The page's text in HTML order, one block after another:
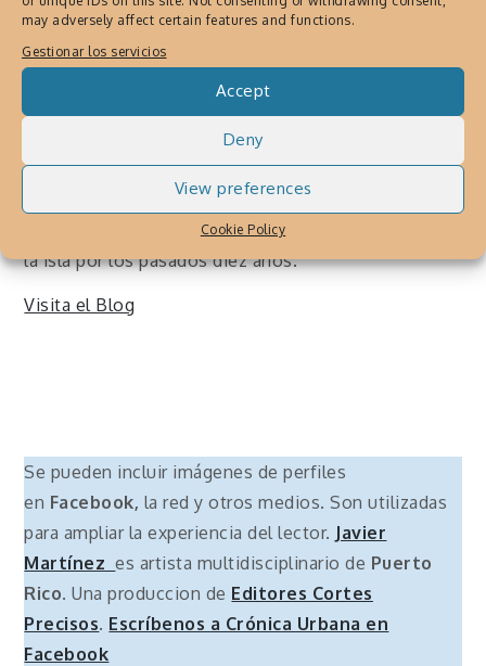
may adversely affect certain features and functions.
Gestionar los servicios
Accept
Deny
View preferences
Cookie Policy
Autogiro el giro del arte
desde el
bitácora encontrarás
comunicados de prensa, entrevistas, reseñas,
vídeos y fotografía de las actividades culturales en
la isla por los pasados diez años.
Visita el Blog
Se pueden incluir imágenes de perfiles
en Facebook, la red y otros medios. Son utilizadas
para ampliar la experiencia del lector. Javier
Martínezes artista multidisciplinario de Puerto
Rico. Una produccion de Editores Cortes
Precisos. Escríbenos a Crónica Urbana en
Facebook